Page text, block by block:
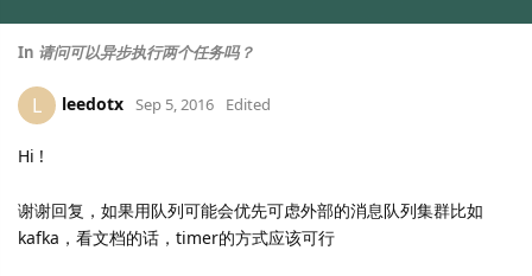
In 请问可以异步执行两个任务吗？
L leedotx Sep 5, 2016 Edited
Hi !
谢谢回复，如果用队列可能会优先可虑外部的消息队列集群比如
kafka，看文档的话，timer的方式应该可行